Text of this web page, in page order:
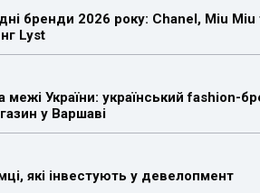
бренди 2026 року: Chanel, Miu Miu
Lyst
межі України: український fashion-
у Варшаві
які інвестують у девелопмент